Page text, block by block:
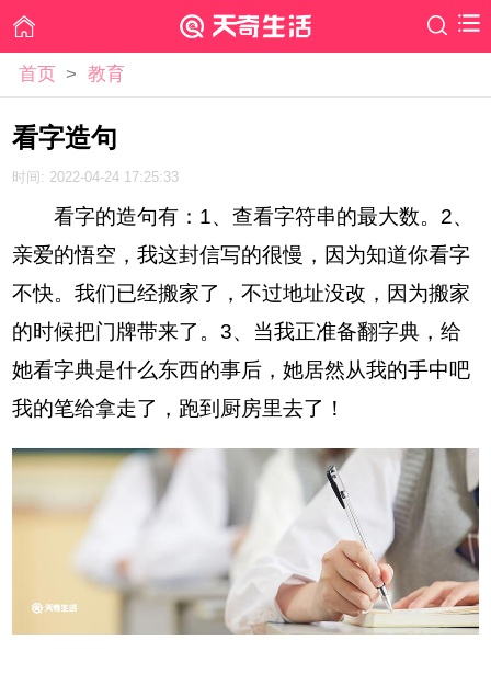
首页 > 教育
看字造句
时间: 2022-04-24 17:25:33
看字的造句有：1、查看字符串的最大数。2、
亲爱的悟空，我这封信写的很慢，因为知道你看字
不快。我们已经搬家了，不过地址没改，因为搬家
的时候把门牌带来了。3、当我正准备翻字典，给
她看字典是什么东西的事后，她居然从我的手中吧
我的笔给拿走了，跑到厨房里去了！